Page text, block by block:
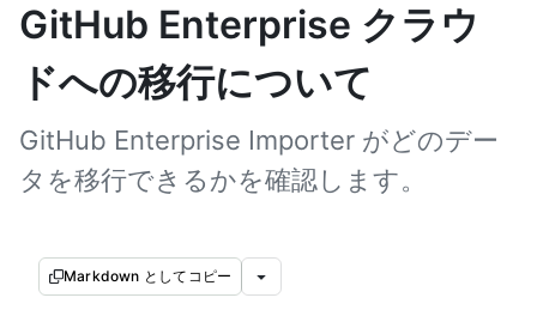
GitHub Enterprise クラウ
ドへの移行について
GitHub Enterprise Importer がどのデー
タを移行できるかを確認します。
Markdown としてコピー